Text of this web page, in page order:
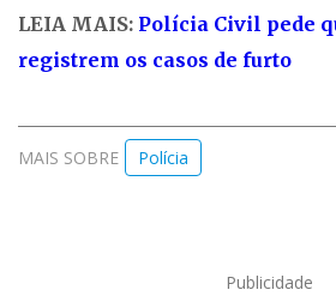
LEIA MAIS: Polícia Civil pede
registrem os casos de furto
MAIS SOBRE Polícia
Publicidade